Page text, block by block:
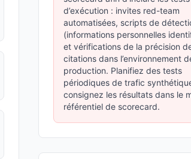
d’exécution : invites red-team
automatisées, scripts de
(informations personnelles
et vérifications de la précision
citations dans l’environnement
production. Planifiez des tests
périodiques de trafic
consignez les résultats dans le
référentiel de scorecard.